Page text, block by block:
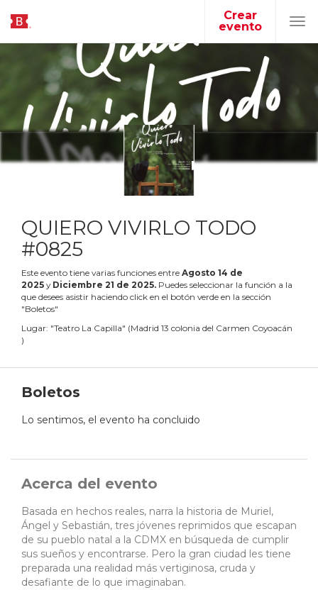
Crear
evento
QUIERO VIVIRLO TODO
#0825
Este evento tiene varias funciones entre Agosto 14 de
2025 y Diciembre 21 de 2025. Puedes seleccionar la función a la
que desees asistir haciendo click en el botón verde en la sección
"Boletos"
Lugar: "Teatro La Capilla" (Madrid 13 colonia del Carmen Coyoacán
)
Boletos
Lo sentimos, el evento ha concluido
Acerca del evento
Basada en hechos reales, narra la historia de Muriel,
Ángel y Sebastián, tres jóvenes reprimidos que escapan
de su pueblo natal a la CDMX en búsqueda de cumplir
sus sueños y encontrarse. Pero la gran ciudad les tiene
preparada una realidad más vertiginosa, cruda y
desafiante de lo que imaginaban.